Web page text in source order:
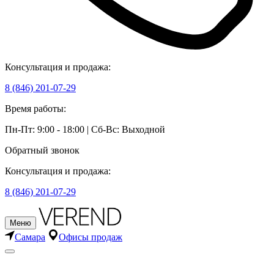
Консультация и продажа:
8 (846) 201-07-29
Время работы:
Пн-Пт: 9:00 - 18:00 | Сб-Вс: Выходной
Обратный звонок
Консультация и продажа:
8 (846) 201-07-29
Меню
Самара Офисы продаж